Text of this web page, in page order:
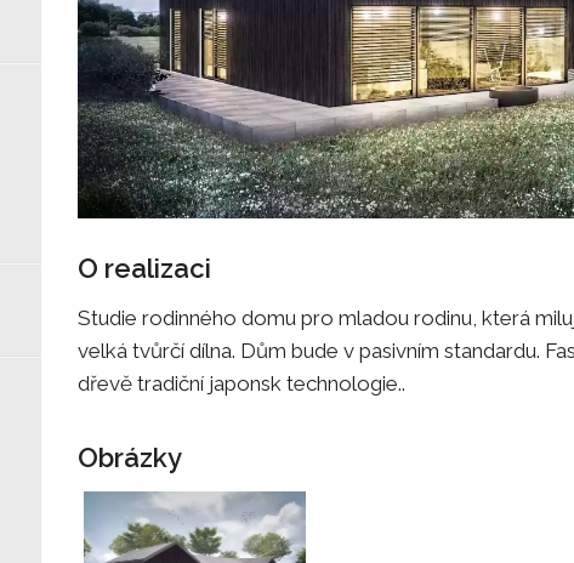
O realizaci
Studie rodinného domu pro mladou rodinu, která
velká tvůrčí dílna. Dům bude v pasivním standardu.
dřevě tradiční japonsk technologie..
Obrázky